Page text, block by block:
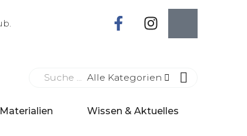
Alle Kategorien
Wissen & Aktuelles